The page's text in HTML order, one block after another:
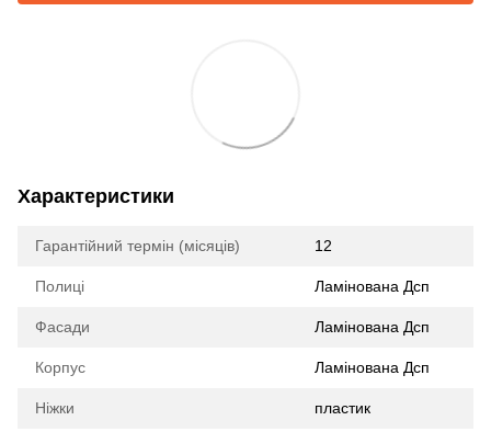
Характеристики
Гарантійний термін (місяців) 12
Полиці Ламінована Дсп
Фасади Ламінована Дсп
Корпус Ламінована Дсп
Ніжки пластик